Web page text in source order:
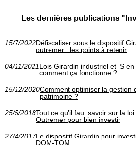
Les dernières publications
15/7/2022Défiscaliser sous le dispositif
outremer : les points à retenir
04/11/2021Lois Girardin industriel et IS
comment ça fonctionne ?
15/12/2020Comment optimiser la gestion
patrimoine ?
25/5/2018Tout ce qu’il faut savoir sur la
Outremer pour bien investir
27/4/2017Le dispositif Girardin pour
DOM-TOM